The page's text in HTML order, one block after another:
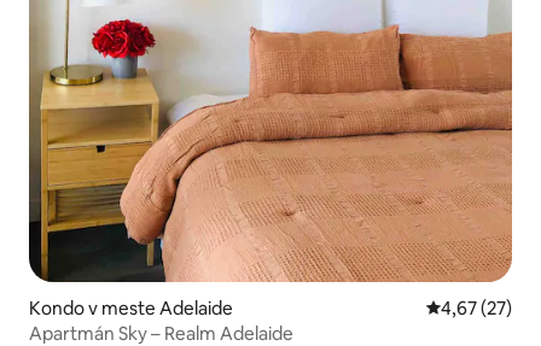
Kondo v meste Adelaide Priemerné
4,67 (27)
Apartmán Sky – Realm Adelaide